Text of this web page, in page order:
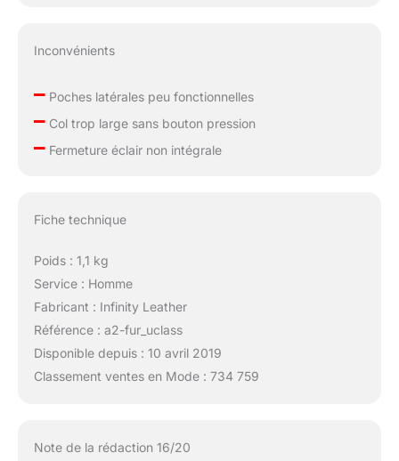
Inconvénients
–Poches latérales peu fonctionnelles
–Col trop large sans bouton pression
–Fermeture éclair non intégrale
Fiche technique
Poids : 1,1 kg
Service : Homme
Fabricant : Infinity Leather
Référence : a2-fur_uclass
Disponible depuis : 10 avril 2019
Classement ventes en Mode : 734 759
Note de la rédaction 16/20